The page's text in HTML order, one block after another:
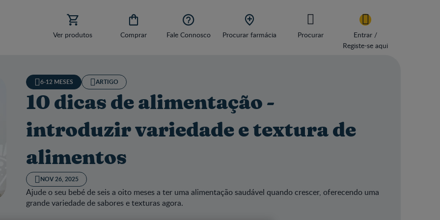

Ver produtos

Comprar

Fale Connosco

Procurar farmácia Procurar
Entrar /
Registe-se aqui
6-12 MESES ARTIGO
10 dicas de alimentação -
introduzir variedade e textura de
alimentos
NOV 26, 2025
Ajude o seu bebé de seis a oito meses a ter uma alimentação saudável quando crescer, oferecendo uma
grande variedade de sabores e texturas agora.